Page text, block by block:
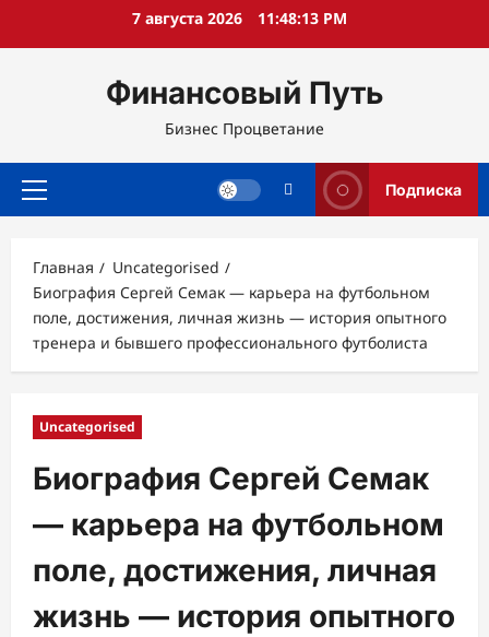
7 августа 2026 11:48:14 PM
Финансовый Путь
Бизнес Процветание
Основное
Подписка
Главная
Uncategorised
Биография Сергей Семак — карьера на футбольном
поле, достижения, личная жизнь — история опытного
тренера и бывшего профессионального футболиста
Uncategorised
Биография Сергей Семак
— карьера на футбольном
поле, достижения, личная
жизнь — история опытного